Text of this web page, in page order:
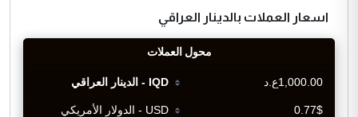
اسعار العملات بالدينار العراقي